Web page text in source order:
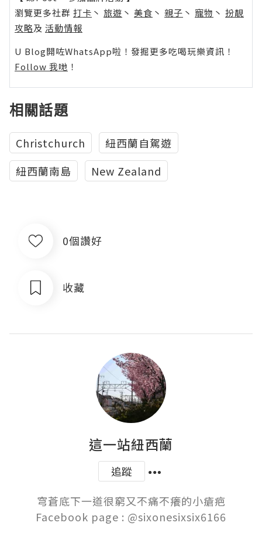
瀏覽更多社群 打卡 丶 旅遊 丶 美食 丶 親子 丶 寵物 丶 扮靚
攻略及 活動情報
U Blog開咗WhatsApp啦！發掘更多吃喝玩樂資訊！
Follow 我哋 ！
相關話題
Christchurch
紐西蘭自駕遊
紐西蘭南島
New Zealand
0個讚好
收藏
這一站紐西蘭
追蹤
穹蒼底下一道很窮又不痛不癢的小瘡疤
Facebook page : @sixonesixsix6166